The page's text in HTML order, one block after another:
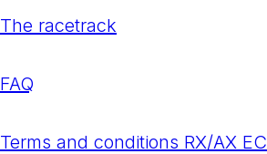
The racetrack
FAQ
Terms and conditions RX/AX EC